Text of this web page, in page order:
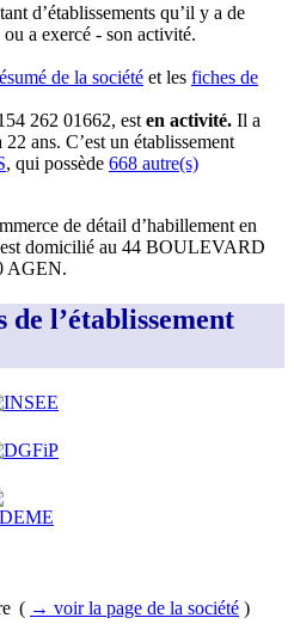
d’établissements qu’il y a de
a exercé - son activité.
de la société et les fiches de
262 01662, est en activité. Il a
22 ans. C’est un établissement
, qui possède 668 autre(s)
de détail d’habillement en
domicilié au 44 BOULEVARD
AGEN.
l’établissement
( → voir la page de la société )